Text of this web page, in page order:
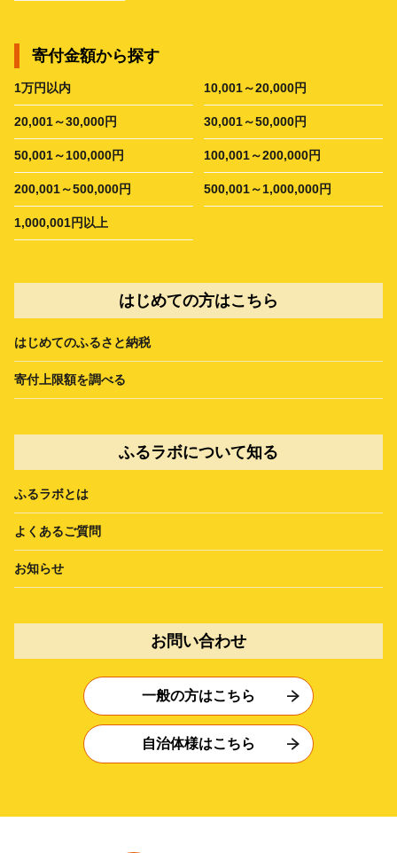
寄付金額から探す
1万円以内 10,001～20,000円
20,001～30,000円 30,001～50,000円
50,001～100,000円 100,001～200,000円
200,001～500,000円 500,001～1,000,000円
1,000,001円以上
はじめての方はこちら
はじめてのふるさと納税
寄付上限額を調べる
ふるラボについて知る
ふるラボとは
よくあるご質問
お知らせ
お問い合わせ
一般の方はこちら
自治体様はこちら